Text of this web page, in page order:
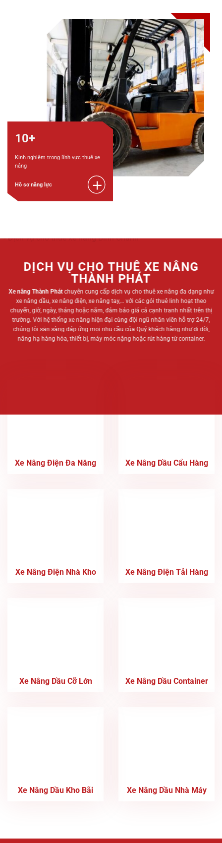
10+
Kinh nghiệm trong lĩnh vực thuê xe
nâng
Hồ sơ năng lực
DỊCH VỤ CHO THUÊ XE NÂNG
THÀNH PHÁT
Xe nâng Thành Phátchuyên cung cấp dịch vụ cho thuê xe nâng đa dạng như
xe nâng dầu, xe nâng điện, xe nâng tay,… với các gói thuê linh hoạt theo
chuyến, giờ, ngày, tháng hoặc năm, đảm bảo giá cả cạnh tranh nhất trên thị
trường. Với hệ thống xe nâng hiện đại cùng đội ngũ nhân viên hỗ trợ 24/7,
chúng tôi sẵn sàng đáp ứng mọi nhu cầu của Quý khách hàng như di dời,
nâng hạ hàng hóa, thiết bị, máy móc nặng hoặc rút hàng từ container.
Xe Nâng Điện Đa Năng Xe Nâng Dầu Cẩu Hàng
Xe Nâng Điện Nhà Kho Xe Nâng Điện Tải Hàng
Xe Nâng Dầu Cỡ Lớn Xe Nâng Dầu Container
Xe Nâng Dầu Kho Bãi Xe Nâng Dầu Nhà Máy